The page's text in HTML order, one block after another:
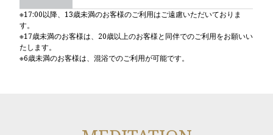
※17:00以降、13歳未満のお客様のご利用はご遠慮いただいておりま
す。
※17歳未満のお客様は、20歳以上のお客様と同伴でのご利用をお願いい
たします。
※6歳未満のお客様は、混浴でのご利用が可能です。